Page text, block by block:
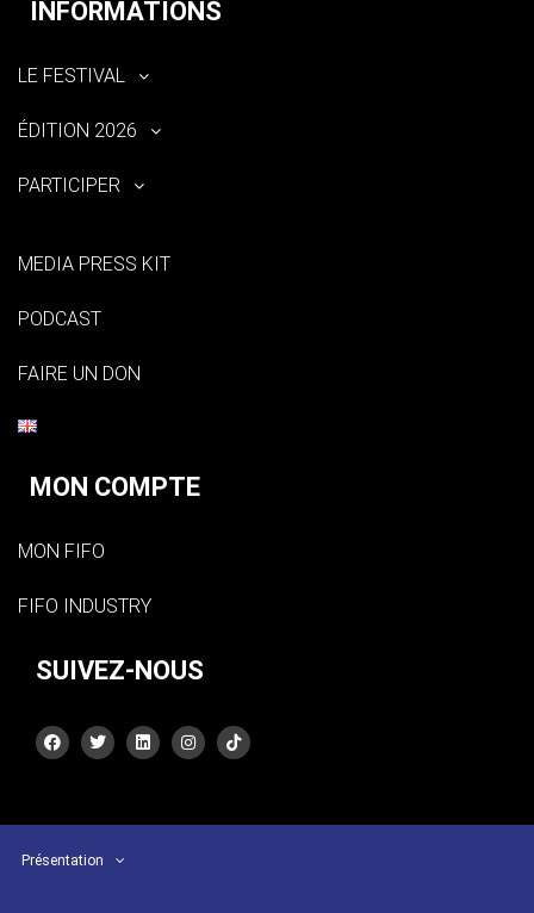
INFORMATIONS
LE FESTIVAL
ÉDITION 2026
PARTICIPER
MEDIA PRESS KIT
PODCAST
FAIRE UN DON
MON COMPTE
MON FIFO
FIFO INDUSTRY
SUIVEZ-NOUS
Présentation